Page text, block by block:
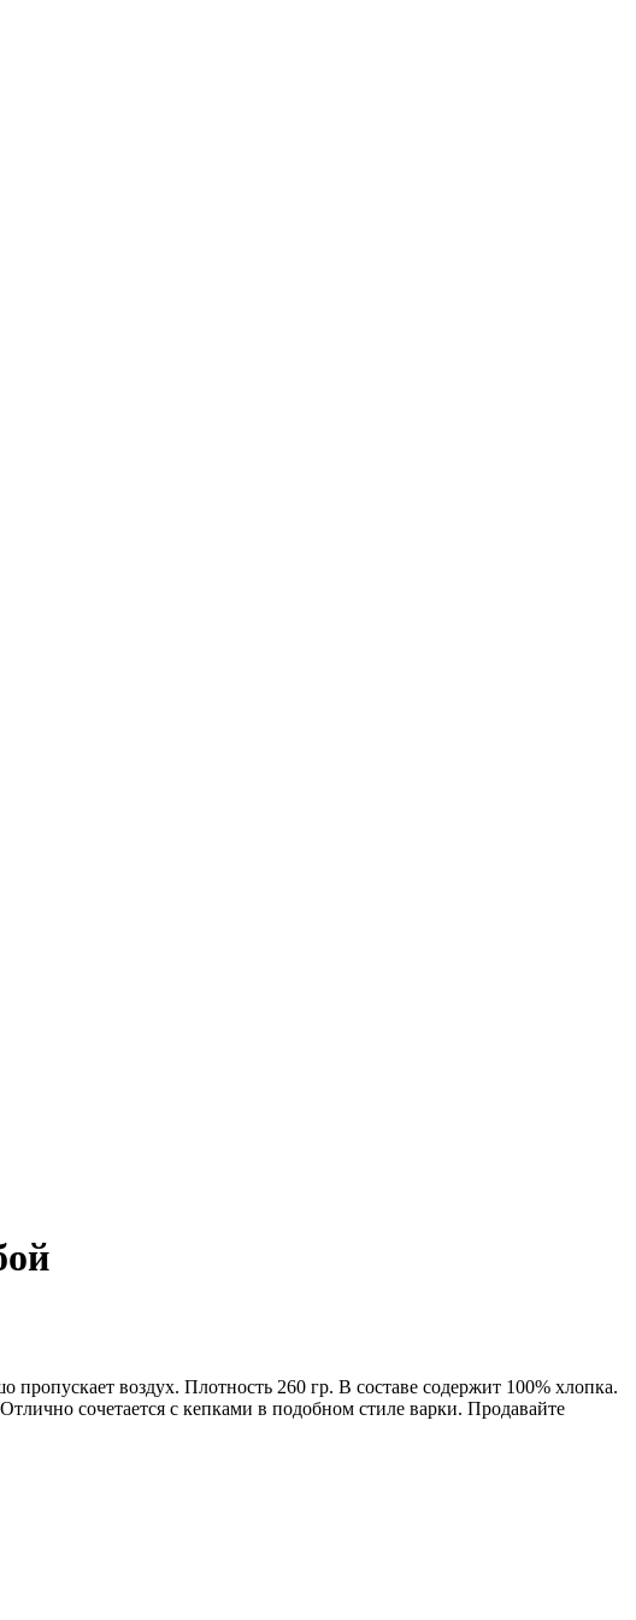
воздух. Плотность 260 гр. В составе содержит 100% хлопка.
сочетается с кепками в подобном стиле варки. Продавайте